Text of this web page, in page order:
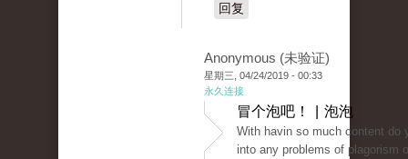
回复
Anonymous (未验证)
星期三, 04/24/2019 - 00:33
永久连接
冒个泡吧！ | 泡泡
With havin so much content do
into any problems of plagorism